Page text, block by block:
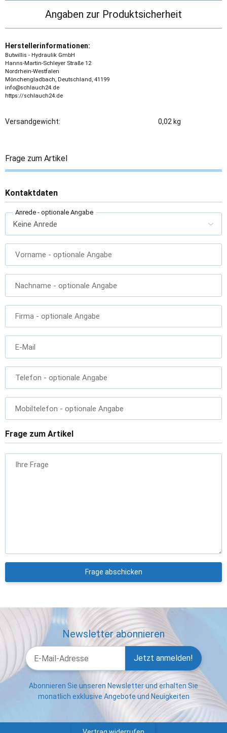
Angaben zur Produktsicherheit
Herstellerinformationen:
Butwillis - Hydraulik GmbH
Hanns-Martin-Schleyer Straße 12
Nordrhein-Westfalen
Mönchengladbach, Deutschland, 41199
info@schlauch24.de
https://schlauch24.de
Versandgewicht: 0,02 kg
Frage zum Artikel
Kontaktdaten
Anrede - optionale Angabe
Vorname - optionale Angabe
Nachname - optionale Angabe
Firma - optionale Angabe
E-Mail
Telefon - optionale Angabe
Mobiltelefon - optionale Angabe
Frage zum Artikel
Ihre Frage
Frage abschicken
Newsletter abonnieren
Jetzt anmelden!
Abonnieren Sie unseren Newsletter und erhalten Sie
monatlich exklusive Angebote und Neuigkeiten